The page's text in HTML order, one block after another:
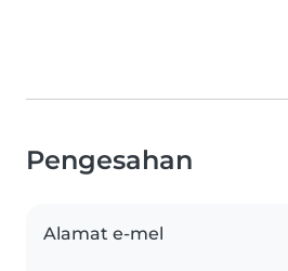
Pengesahan
Alamat e-mel